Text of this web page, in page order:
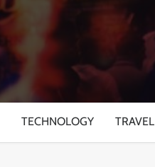
TECHNOLOGY TRAVEL